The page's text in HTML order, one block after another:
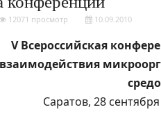
12071 просмотр 10.09.2010
V Всероссийская
взаимодействия
Саратов, 28